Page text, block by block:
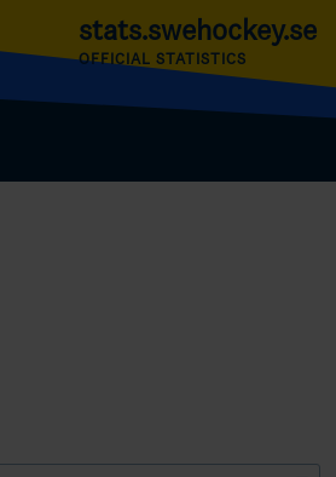
stats.swehockey.se
OFFICIAL STATISTICS